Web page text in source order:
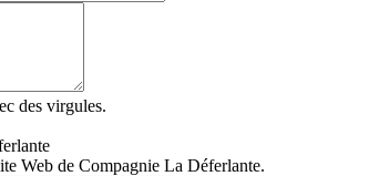
des virgules.
Web de Compagnie La Déferlante.